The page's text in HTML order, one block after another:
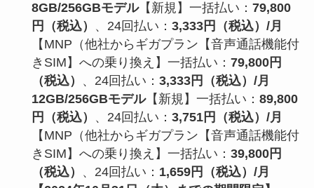
8GB/256GBモデル【新規】一括払い： 79,800
円（税込）
、24回払い： 3,333円（税込）/月
【MNP（他社からギガプラン【音声通話機能付
きSIM】への乗り換え】一括払い： 79,800円
（税込）
、24回払い： 3,333円（税込）/月
12GB/256GBモデル【新規】一括払い： 89,800
円（税込）
、24回払い： 3,751円（税込）/月
【MNP（他社からギガプラン【音声通話機能付
きSIM】への乗り換え】一括払い： 39,800円
（税込）
、24回払い： 1,659円（税込）/月